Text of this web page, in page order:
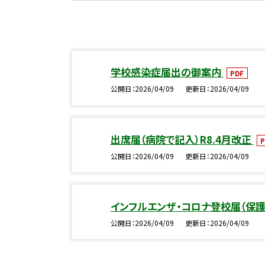
学校感染症届出の御案内
PDF
公開日 2026/04/09 更新日 2026/04/09
出席届（病院で記入）R8.4月改正
公開日 2026/04/09 更新日 2026/04/09
インフルエンザ・コロナ登校届（保
公開日 2026/04/09 更新日 2026/04/09